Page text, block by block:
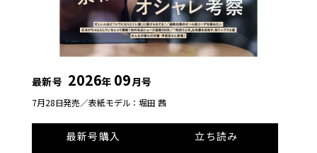
最新号 2026年 09月号
7月28日発売／表紙モデル：堀田 茜
最新号購入
立ち読み